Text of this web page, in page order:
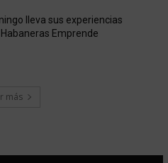
lleva sus experiencias
Habaneras Emprende
más